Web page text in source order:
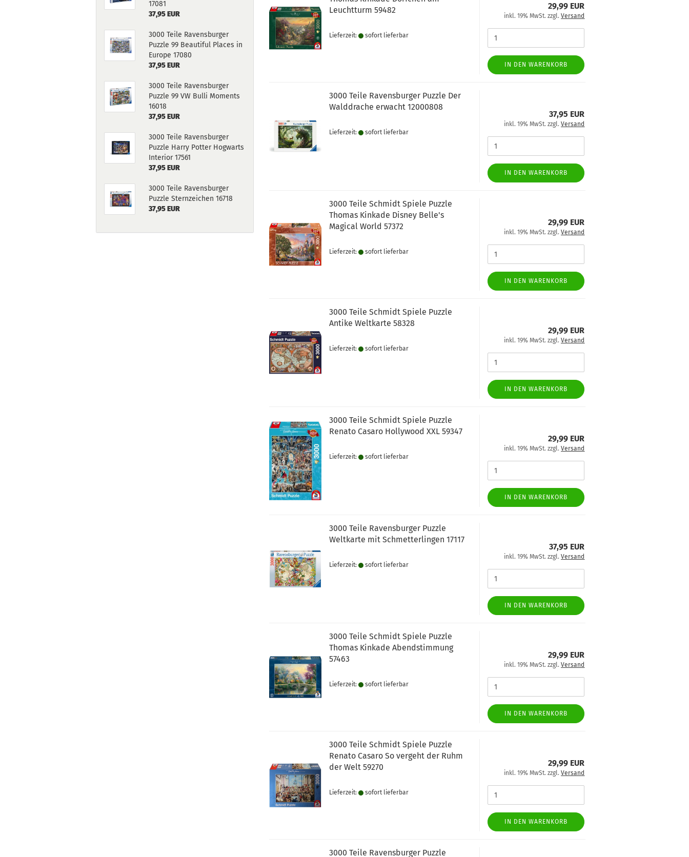
Leuchtturm 59482
Lieferzeit: sofort lie­fer­bar
29,99 EUR
inkl. 19% MwSt. zzgl.Versand
IN DEN WARENKORB
3000 Teile Ravensburger Puzzle Der
Walddrache erwacht 12000808
Lieferzeit: sofort lie­fer­bar
37,95 EUR
inkl. 19% MwSt. zzgl.Versand
IN DEN WARENKORB
3000 Teile Schmidt Spiele Puzzle
Thomas Kinkade Disney Belle's
Magical World 57372
Lieferzeit: sofort lie­fer­bar
29,99 EUR
inkl. 19% MwSt. zzgl.Versand
IN DEN WARENKORB
3000 Teile Schmidt Spiele Puzzle
Antike Weltkarte 58328
Lieferzeit: sofort lie­fer­bar
29,99 EUR
inkl. 19% MwSt. zzgl.Versand
IN DEN WARENKORB
3000 Teile Schmidt Spiele Puzzle
Renato Casaro Hollywood XXL 59347
Lieferzeit: sofort lie­fer­bar
29,99 EUR
inkl. 19% MwSt. zzgl.Versand
IN DEN WARENKORB
3000 Teile Ravensburger Puzzle
Weltkarte mit Schmetterlingen 17117
Lieferzeit: sofort lie­fer­bar
37,95 EUR
inkl. 19% MwSt. zzgl.Versand
IN DEN WARENKORB
3000 Teile Schmidt Spiele Puzzle
Thomas Kinkade Abendstimmung
57463
Lieferzeit: sofort lie­fer­bar
29,99 EUR
inkl. 19% MwSt. zzgl.Versand
IN DEN WARENKORB
3000 Teile Schmidt Spiele Puzzle
Renato Casaro So vergeht der Ruhm
der Welt 59270
Lieferzeit: sofort lie­fer­bar
29,99 EUR
inkl. 19% MwSt. zzgl.Versand
IN DEN WARENKORB
3000 Teile Ravensburger Puzzle
17081
37,95 EUR
3000 Teile Ravensburger
Puzzle 99 Beautiful Places in
Europe 17080
37,95 EUR
3000 Teile Ravensburger
Puzzle 99 VW Bulli Moments
16018
37,95 EUR
3000 Teile Ravensburger
Puzzle Harry Potter Hogwarts
Interior 17561
37,95 EUR
3000 Teile Ravensburger
Puzzle Sternzeichen 16718
37,95 EUR